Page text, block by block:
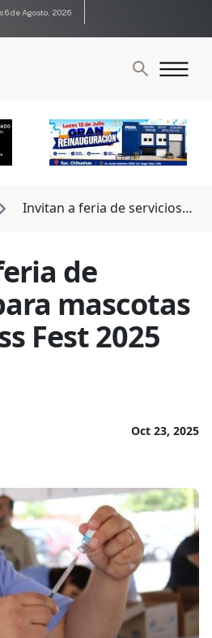
6 de Agosto, 2026

Invitan a feria de servicios
de
mascotas
Fest 2025
Oct 23, 2025